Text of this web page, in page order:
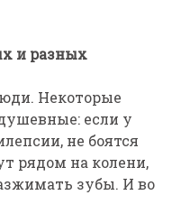
и разных
Некоторые
если у
не боятся
рядом на колени,
зубы. И во